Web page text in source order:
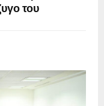
του